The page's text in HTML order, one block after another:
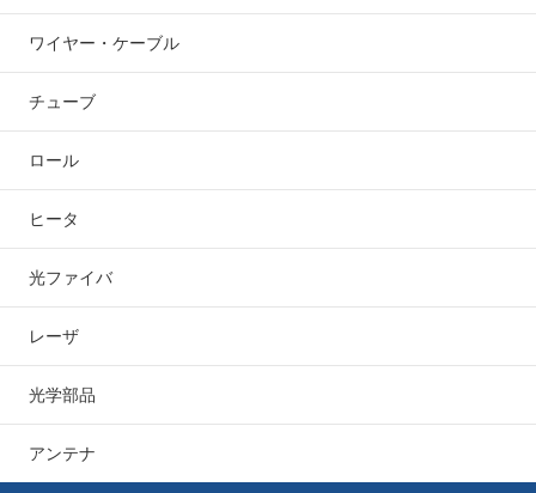
ワイヤー・ケーブル
チューブ
ロール
ヒータ
光ファイバ
レーザ
光学部品
アンテナ